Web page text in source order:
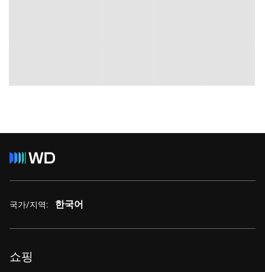
국가/지역: 한국어
쇼핑